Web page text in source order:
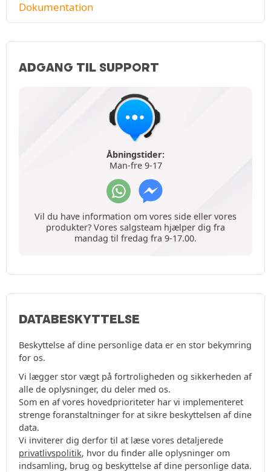
Dokumentation
ADGANG TIL SUPPORT
Åbningstider:
Man-fre 9-17
Vil du have information om vores side eller vores
produkter? Vores salgsteam hjælper dig fra
mandag til fredag fra 9-17.00.
DATABESKYTTELSE
Beskyttelse af dine personlige data er en stor bekymring
for os.
Vi lægger stor vægt på fortroligheden og sikkerheden af
alle de oplysninger, du deler med os.
Som en af vores hovedprioriteter har vi implementeret
strenge foranstaltninger for at sikre beskyttelsen af dine
data.
Vi inviterer dig derfor til at læse vores detaljerede
privatlivspolitik, hvor du finder alle oplysninger om
indsamling, brug og beskyttelse af dine personlige data.